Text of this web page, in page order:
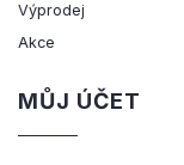
Výprodej
Akce
MŮJ ÚČET